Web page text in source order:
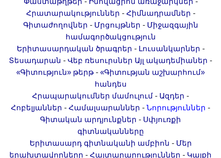
Հրատարակություններ - Հիմնադրամներ -
Գիտաժողովներ - Մրցույթներ - Միջազգային
համագործակցություն
Երիտասարդական ծրագրեր - Լուսանկարներ -
Տեսադարան - Վեբ ռեսուրսներ Այլ ակադեմիաներ -
«Գիտություն» թերթ - «Գիտության աշխարհում»
հանդես
Հրապարակումներ մամուլում - Ազդեր -
Հոբելյաններ - Համալսարաններ - Նորություններ -
Գիտական արդյունքներ - Սփյուռքի
գիտնականները
Երիտասարդ գիտնականի ամբիոն - Մեր
երախտավորները - Հայտարարություններ - Կայքի